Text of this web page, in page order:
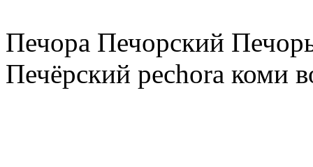
Печора Печорский
Печёрский pechora коми